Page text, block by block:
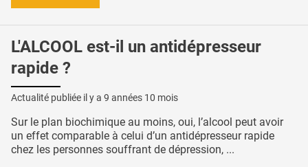
L'ALCOOL est-il un antidépresseur
rapide ?
Actualité publiée il y a 9 années 10 mois
Sur le plan biochimique au moins, oui, l’alcool peut avoir
un effet comparable à celui d’un antidépresseur rapide
chez les personnes souffrant de dépression, ...